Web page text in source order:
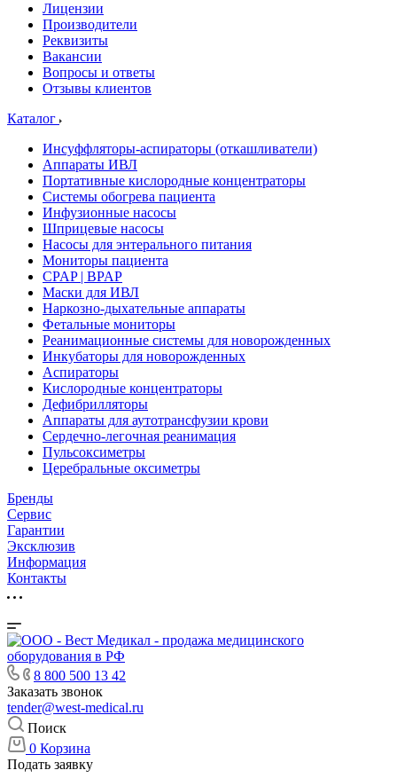
Лицензии
Производители
Реквизиты
Вакансии
Вопросы и ответы
Отзывы клиентов
Каталог
Инсуффляторы-аспираторы (откашливатели)
Аппараты ИВЛ
Портативные кислородные концентраторы
Системы обогрева пациента
Инфузионные насосы
Шприцевые насосы
Насосы для энтерального питания
Мониторы пациента
CPAP | BPAP
Маски для ИВЛ
Наркозно-дыхательные аппараты
Фетальные мониторы
Реанимационные системы для новорожденных
Инкубаторы для новорожденных
Аспираторы
Кислородные концентраторы
Дефибрилляторы
Аппараты для аутотрансфузии крови
Сердечно-легочная реанимация
Пульсоксиметры
Церебральные оксиметры
Бренды
Сервис
Гарантии
Эксклюзив
Информация
Контакты
8 800 500 13 42
Заказать звонок
tender@west-medical.ru
Поиск
0 Корзина
Подать заявку